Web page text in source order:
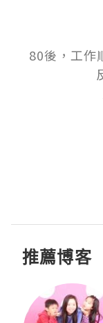
80後，工作
推薦博客